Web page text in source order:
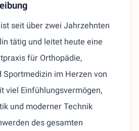
seit über zwei Jahrzehnten
tätig und leitet heute eine
für Orthopädie,
im Herzen von
viel Einfühlungsvermögen,
und moderner Technik
des gesamten